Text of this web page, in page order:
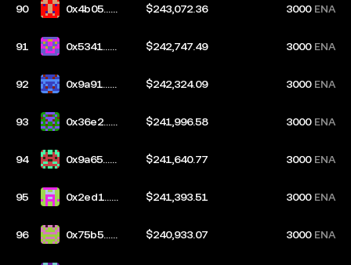
90
0x4b05...3
$243,072.36 3000 ENA
91
0x5341...d
$242,747.49 3000 ENA
92
0x9a91...0
$242,324.09 3000 ENA
93
0x36e2...c
$241,996.58 3000 ENA
94
0x9a65...9
$241,640.77 3000 ENA
95
0x2ed1...9
$241,393.51 3000 ENA
96
0x75b5...3
$240,933.07 3000 ENA